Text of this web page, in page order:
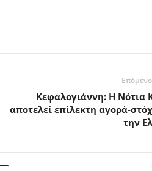
Κεφαλογιάννη: Η Νότια
αποτελεί επίλεκτη αγορά-
την